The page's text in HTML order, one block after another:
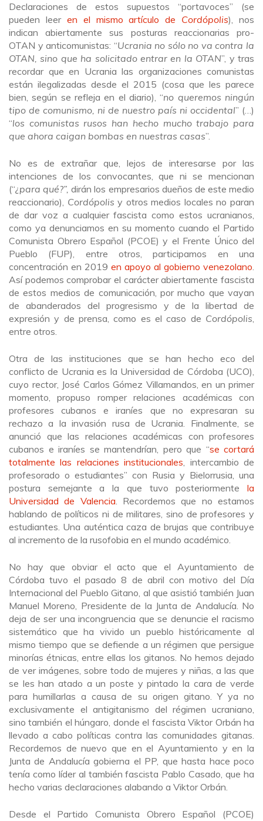
Declaraciones de estos supuestos “portavoces” (se
pueden leer en el mismo artículo de Cordópolis), nos
indican abiertamente sus posturas reaccionarias pro-
OTAN y anticomunistas: “Ucrania no sólo no va contra la
OTAN, sino que ha solicitado entrar en la OTAN”, y tras
recordar que en Ucrania las organizaciones comunistas
están ilegalizadas desde el 2015 (cosa que les parece
bien, según se refleja en el diario), “no queremos ningún
tipo de comunismo, ni de nuestro país ni occidental” (…)
“los comunistas rusos han hecho mucho trabajo para
que ahora caigan bombas en nuestras casas”.
No es de extrañar que, lejos de interesarse por las
intenciones de los convocantes, que ni se mencionan
(“¿para qué?”,dirán los empresarios dueños de este medio
reaccionario), Cordópolis y otros medios locales no paran
de dar voz a cualquier fascista como estos ucranianos,
como ya denunciamos en su momento cuando el Partido
Comunista Obrero Español (PCOE) y el Frente Único del
Pueblo (FUP), entre otros, participamos en una
concentración en 2019 en apoyo al gobierno venezolano.
Así podemos comprobar el carácter abiertamente fascista
de estos medios de comunicación, por mucho que vayan
de abanderados del progresismo y de la libertad de
expresión y de prensa, como es el caso de Cordópolis,
entre otros.
Otra de las instituciones que se han hecho eco del
conflicto de Ucrania es la Universidad de Córdoba (UCO),
cuyo rector, José Carlos Gómez Villamandos, en un primer
momento, propuso romper relaciones académicas con
profesores cubanos e iraníes que no expresaran su
rechazo a la invasión rusa de Ucrania. Finalmente, se
anunció que las relaciones académicas con profesores
cubanos e iraníes se mantendrían, pero que “se cortará
totalmente las relaciones institucionales, intercambio de
profesorado o estudiantes” con Rusia y Bielorrusia, una
postura semejante a la que tuvo posteriormente la
Universidad de Valencia. Recordemos que no estamos
hablando de políticos ni de militares, sino de profesores y
estudiantes. Una auténtica caza de brujas que contribuye
al incremento de la rusofobia en el mundo académico.
No hay que obviar el acto que el Ayuntamiento de
Córdoba tuvo el pasado 8 de abril con motivo del Día
Internacional del Pueblo Gitano, al que asistió también Juan
Manuel Moreno, Presidente de la Junta de Andalucía. No
deja de ser una incongruencia que se denuncie el racismo
sistemático que ha vivido un pueblo históricamente al
mismo tiempo que se defiende a un régimen que persigue
minorías étnicas, entre ellas los gitanos. No hemos dejado
de ver imágenes, sobre todo de mujeres y niñas, a las que
se les han atado a un poste y pintado la cara de verde
para humillarlas a causa de su origen gitano. Y ya no
exclusivamente el antigitanismo del régimen ucraniano,
sino también el húngaro, donde el fascista Viktor Orbán ha
llevado a cabo políticas contra las comunidades gitanas.
Recordemos de nuevo que en el Ayuntamiento y en la
Junta de Andalucía gobierna el PP, que hasta hace poco
tenía como líder al también fascista Pablo Casado, que ha
hecho varias declaraciones alabando a Viktor Orbán.
Desde el Partido Comunista Obrero Español (PCOE)